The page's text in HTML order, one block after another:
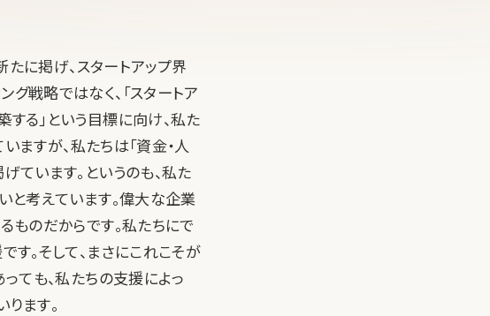
たに掲げ、スタートアップ界
戦略ではなく、「スタートア
る」という目標に向け、私た
ますが、私たちは「資金・人
ています。というのも、私た
と考えています。偉大な企業
ものだからです。私たちにで
す。そして、まさにこれこそが
ても、私たちの支援によっ
ます。